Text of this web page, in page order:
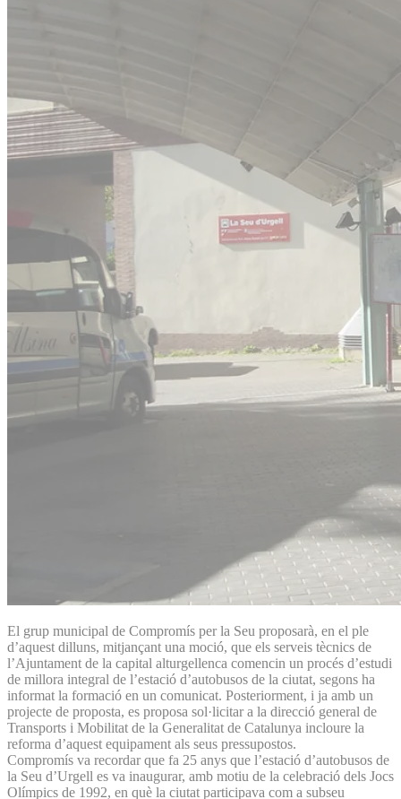
El grup municipal de Compromís per la Seu proposarà, en el ple
d’aquest dilluns, mitjançant una moció, que els serveis tècnics de
l’Ajuntament de la capital alt­urgellenca comencin un procés d’estudi
de millora integral de l’estació d’autobusos de la ciutat, segons ha
informat la formació en un comunicat. Posteriorment, i ja amb un
projecte de proposta, es proposa sol·licitar a la direcció general de
Transports i Mobilitat de la Generalitat de Catalunya incloure la
reforma d’aquest equipament als seus pressupostos.
Compromís va recordar que fa 25 anys que l’estació d’autobusos de
la Seu d’Urgell es va inaugurar, amb motiu de la celebració dels Jocs
Olímpics de 1992, en què la ciutat participava com a subseu